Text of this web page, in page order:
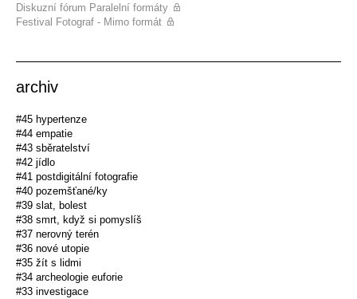
Diskuzní fórum Paralelní formáty
Festival Fotograf - Mimo formát
archiv
#45 hypertenze
#44 empatie
#43 sběratelství
#42 jídlo
#41 postdigitální fotografie
#40 pozemšťané/ky
#39 slat, bolest
#38 smrt, když si pomyslíš
#37 nerovný terén
#36 nové utopie
#35 žít s lidmi
#34 archeologie euforie
#33 investigace